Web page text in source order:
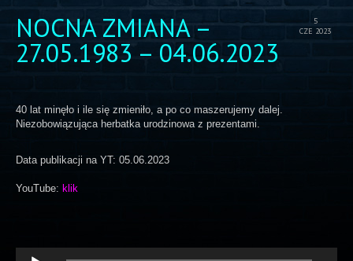
ARCHIWUM
KONTAKT
5
CZE 2023
NOCNA ZMIANA –
27.05.1983 – 04.06.2023
40 lat minęło i ile się zmieniło, a po co maszerujemy dalej.
Niezobowiązująca herbatka urodzinowa z prezentami.
Data publikacji na YT: 05.06.2023
YouTube: klik
Odtwarzacz